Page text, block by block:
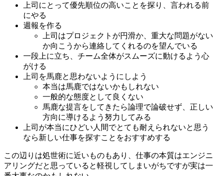
上司にとって優先順位の高いことを探り、言われる前
にやる
週報を作る
上司はプロジェクトが円滑か、重大な問題がない
か向こうから連絡してくれるのを望んでいる
一段上に立ち、チーム全体がスムーズに動けるよう心
がける
上司を馬鹿と思わないようにしよう
本当は馬鹿ではないかもしれない
一般的な態度として良くない
馬鹿な提言をしてきたら論理で論破せず、正しい
方向に導けるよう努力してみる
上司が本当にひどい人間でとても耐えられないと思う
なら新しい仕事を探すことをおすすめする
この辺りは処世術に近いものもあり、仕事の本質はエンジニ
アリングだと思っていると軽視してしまいがちですが実は一